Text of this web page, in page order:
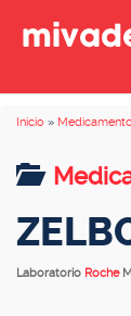
Inicio »
Laboratorio Roche